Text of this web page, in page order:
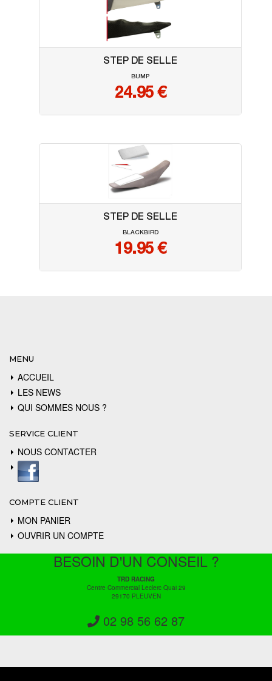
STEP DE SELLE
BUMP
24.95€
STEP DE SELLE
BLACKBIRD
19.95€
MENU
ACCUEIL
LES NEWS
QUI SOMMES NOUS ?
SERVICE CLIENT
NOUS CONTACTER
COMPTE CLIENT
MON PANIER
OUVRIR UN COMPTE
BESOIN D'UN CONSEIL ?
TRD RACING
Centre Commercial Leclerc Quai 29
29170 PLEUVEN
02 98 56 62 87